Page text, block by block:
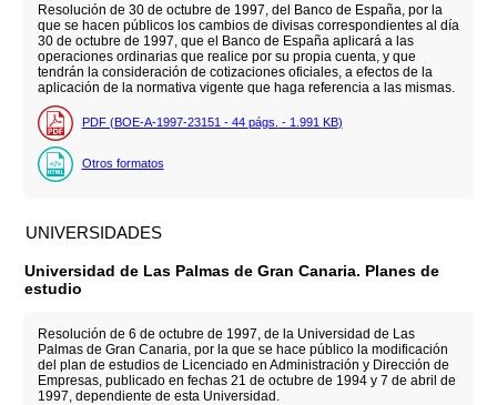
Resolución de 30 de octubre de 1997, del Banco de España, por la
que se hacen públicos los cambios de divisas correspondientes al día
30 de octubre de 1997, que el Banco de España aplicará a las
operaciones ordinarias que realice por su propia cuenta, y que
tendrán la consideración de cotizaciones oficiales, a efectos de la
aplicación de la normativa vigente que haga referencia a las mismas.
PDF (BOE-A-1997-23151 - 44 págs. - 1.991 KB)
Otros formatos
UNIVERSIDADES
Universidad de Las Palmas de Gran Canaria. Planes de
estudio
Resolución de 6 de octubre de 1997, de la Universidad de Las
Palmas de Gran Canaria, por la que se hace público la modificación
del plan de estudios de Licenciado en Administración y Dirección de
Empresas, publicado en fechas 21 de octubre de 1994 y 7 de abril de
1997, dependiente de esta Universidad.